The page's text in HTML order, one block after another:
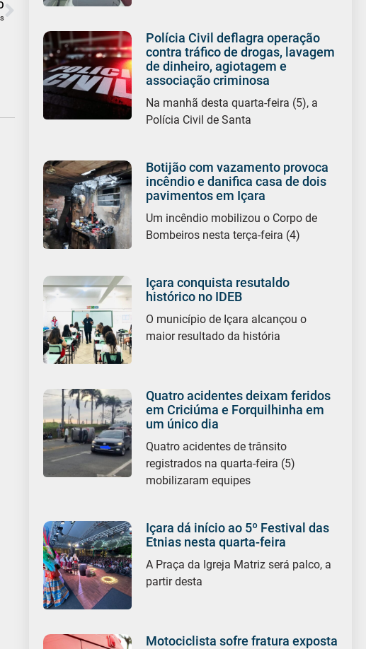
Polícia Civil deflagra operação
contra tráfico de drogas, lavagem
de dinheiro, agiotagem e
associação criminosa
Na manhã desta quarta-feira (5), a
Polícia Civil de Santa
Botijão com vazamento provoca
incêndio e danifica casa de dois
pavimentos em Içara
Um incêndio mobilizou o Corpo de
Bombeiros nesta terça-feira (4)
Içara conquista resutaldo
histórico no IDEB
O município de Içara alcançou o
maior resultado da história
Quatro acidentes deixam feridos
em Criciúma e Forquilhinha em
um único dia
Quatro acidentes de trânsito
registrados na quarta-feira (5)
mobilizaram equipes
Içara dá início ao 5º Festival das
Etnias nesta quarta-feira
A Praça da Igreja Matriz será palco, a
partir desta
Motociclista sofre fratura exposta